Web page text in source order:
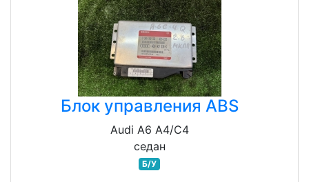
Блок управления ABS
Audi A6 A4/C4
седан
Б/У